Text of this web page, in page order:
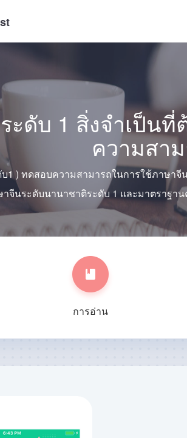
ะดับ 1 สิ่งจำเป็น
ความสา
บ1 ) ทดสอบความสามารถในการใช้ภาษา
จีนระดับนานาชาติระดับ 1 และมาตราฐา
การอ่าน